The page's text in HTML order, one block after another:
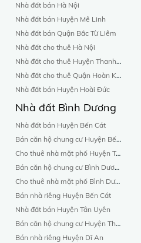
Nhà đất bán Hà Nội
Nhà đất bán Huyện Mê Linh
Nhà đất bán Quận Bắc Từ Liêm
Nhà đất cho thuê Hà Nội
Nhà đất cho thuê Huyện Thanh Oai
Nhà đất cho thuê Quận Hoàn Kiếm
Nhà đất bán Huyện Hoài Đức
Nhà đất Bình Dương
Nhà đất bán Huyện Bến Cát
Bán căn hộ chung cư Huyện Bến Cát
Cho thuê nhà mặt phố Huyện Tân Uyên
Bán căn hộ chung cư Bình Dương
Cho thuê nhà mặt phố Bình Dương
Bán nhà riêng Huyện Bến Cát
Nhà đất bán Huyện Tân Uyên
Bán căn hộ chung cư Huyện Thuận An
Bán nhà riêng Huyện Dĩ An